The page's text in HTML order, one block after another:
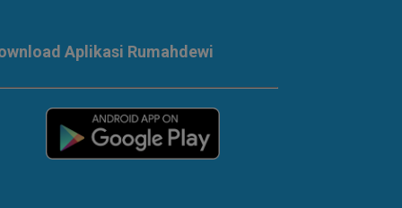
Aplikasi Rumahdewi